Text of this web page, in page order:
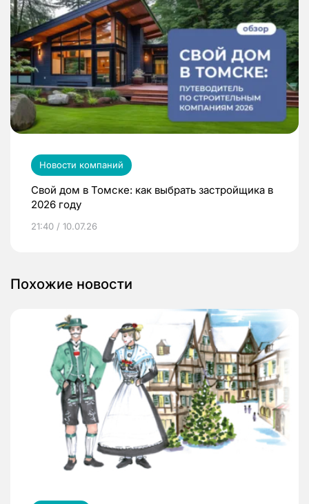
Новости компаний
Свой дом в Томске: как выбрать застройщика в
2026 году
21:40 / 10.07.26
Похожие новости